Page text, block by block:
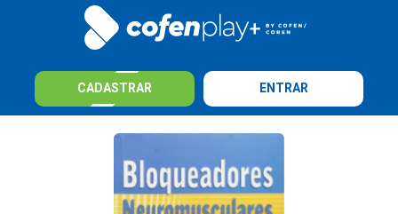
CADASTRAR ENTRAR